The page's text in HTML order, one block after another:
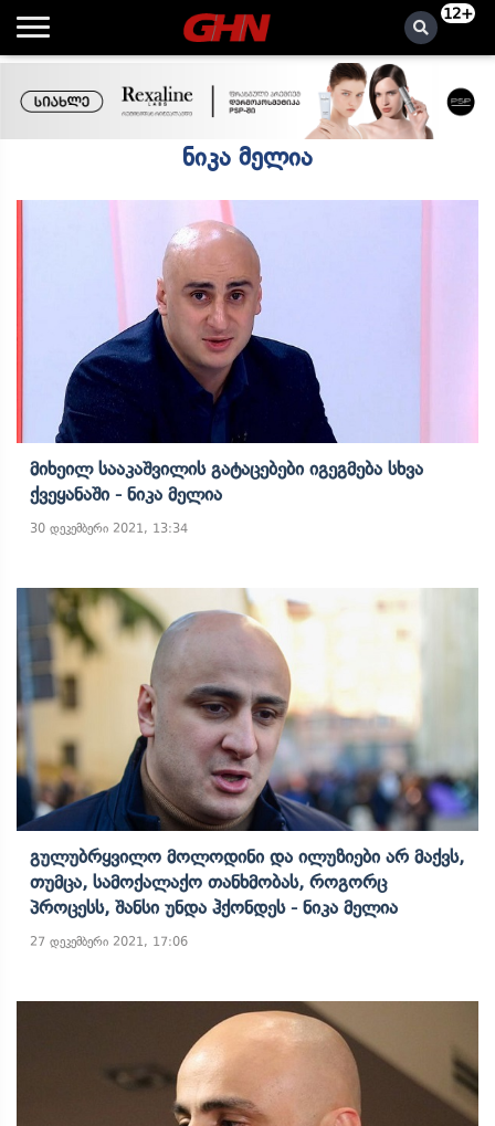
12+
ნიკა მელია
Მიხეილ Სააკაშვილის Გატაცებები Იგეგმება Სხვა
Ქვეყანაში - Ნიკა Მელია
30 დეკემბერი 2021, 13:34
Გულუბრყვილო Მოლოდინი Და Ილუზიები Არ Მაქვს,
Თუმცა, Სამოქალაქო Თანხმობას, Როგორც
Პროცესს, Შანსი Უნდა Ჰქონდეს - Ნიკა Მელია
27 დეკემბერი 2021, 17:06